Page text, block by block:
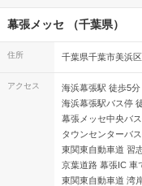
幕張メッセ （千葉県）
住所 千葉県千葉市美浜
アクセス
海浜幕張駅 徒歩5分
海浜幕張駅バス停
幕張メッセ中央バ
タウンセンターバ
東関東自動車道 習
京葉道路 幕張IC 車
東関東自動車道 湾